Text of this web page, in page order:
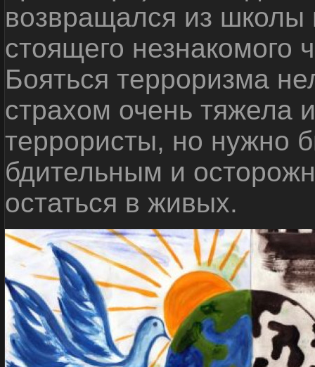
возвращался из школы
стоящего незнакомого
Бояться терроризма
страхом очень тяжела
террористы, но нужно
бдительным и
остаться в живых.